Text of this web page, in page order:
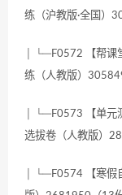
练（沪教版·全国）
│ └─F0572 【帮课
练（人教版）
│ └─F0573 【单元
选拔卷（人教版）
│ └─F0574 【寒假